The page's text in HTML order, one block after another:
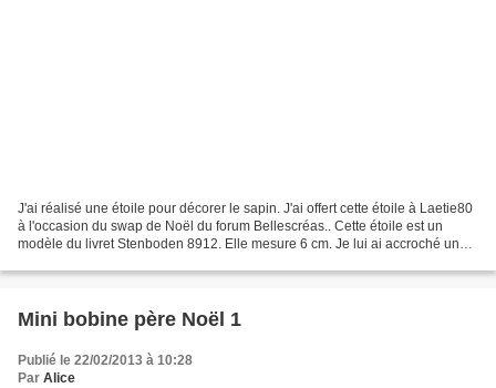
J'ai réalisé une étoile pour décorer le sapin. J'ai offert cette étoile à Laetie80
à l'occasion du swap de Noël du forum Bellescréas.. Cette étoile est un
modèle du livret Stenboden 8912. Elle mesure 6 cm. Je lui ai accroché un
Mini bobine père Noël 1
Publié le 22/02/2013 à 10:28
Par Alice